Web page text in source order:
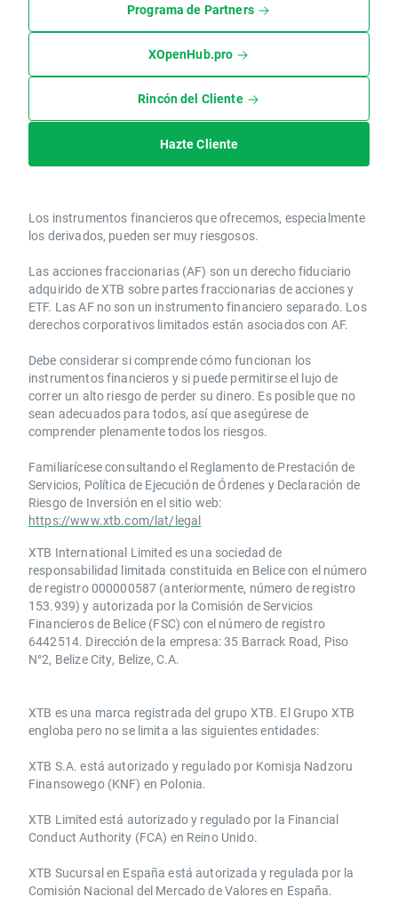
Programa de Partners
XOpenHub.pro
Rincón del Cliente
Hazte Cliente
Los instrumentos financieros que ofrecemos, especialmente
los derivados, pueden ser muy riesgosos.
Las acciones fraccionarias (AF) son un derecho fiduciario
adquirido de XTB sobre partes fraccionarias de acciones y
ETF. Las AF no son un instrumento financiero separado. Los
derechos corporativos limitados están asociados con AF.
Debe considerar si comprende cómo funcionan los
instrumentos financieros y si puede permitirse el lujo de
correr un alto riesgo de perder su dinero. Es posible que no
sean adecuados para todos, así que asegúrese de
comprender plenamente todos los riesgos.
Familiarícese consultando el Reglamento de Prestación de
Servicios, Política de Ejecución de Órdenes y Declaración de
Riesgo de Inversión en el sitio web:
https://www.xtb.com/lat/legal
XTB International Limited es una sociedad de
responsabilidad limitada constituida en Belice con el número
de registro 000000587 (anteriormente, número de registro
153.939) y autorizada por la Comisión de Servicios
Financieros de Belice (FSC) con el número de registro
6442514. Dirección de la empresa: 35 Barrack Road, Piso
N°2, Belize City, Belize, C.A.
​​XTB es una marca registrada del grupo XTB. El Grupo XTB
engloba pero no se limita a las siguientes entidades:
XTB S.A.​ está autorizado y regulado por Komisja Nadzoru
Finansowego (KNF) ​en Polonia.
XTB Limited ​está autorizado y regulado por la ​Financial
Conduct Authority ​(FCA) en ​​Reino Unido.
XTB Sucursal en España está autorizada y regulada por la
Comisión Nacional del Mercado de Valores en España.